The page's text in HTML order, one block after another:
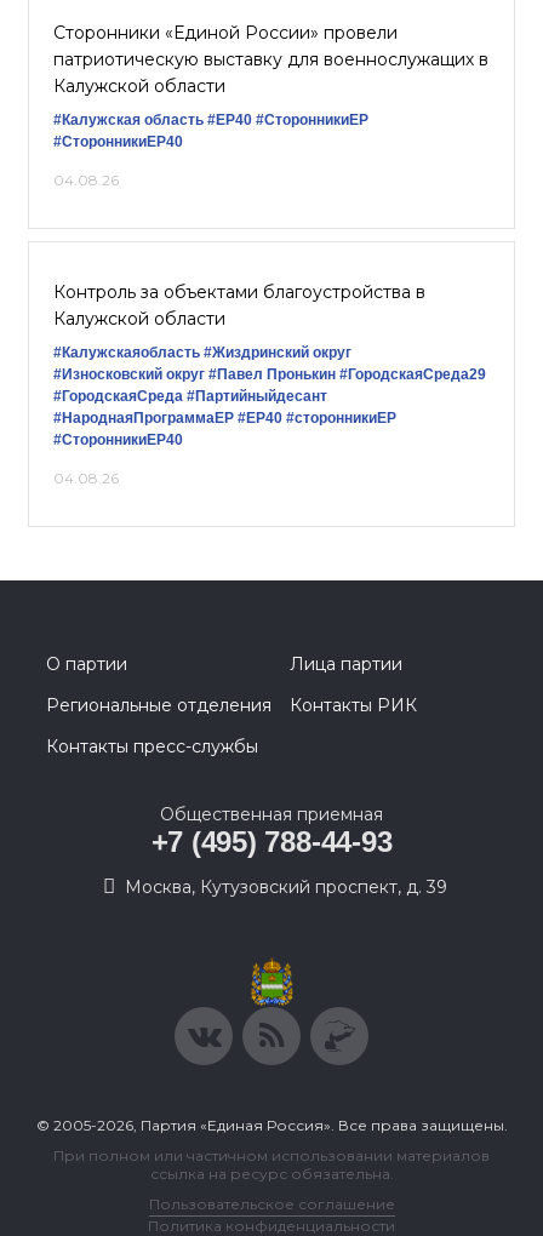
Сторонники «Единой России» провели
патриотическую выставку для военнослужащих в
Калужской области
#Калужская область #ЕР40 #СторонникиЕР
#СторонникиЕР40
04.08.26
Контроль за объектами благоустройства в
Калужской области
#Калужскаяобласть #Жиздринский округ
#Износковский округ #Павел Пронькин #ГородскаяСреда29
#ГородскаяСреда #Партийныйдесант
#НароднаяПрограммаЕР #ЕР40 #сторонникиЕР
#СторонникиЕР40
04.08.26
О партии
Лица партии
Региональные отделения
Контакты РИК
Контакты пресс-службы
Общественная приемная
+7 (495) 788-44-93
Москва, Кутузовский проспект, д. 39
© 2005-2026, Партия «Единая Россия». Все права защищены.
При полном или частичном использовании материалов
ссылка на ресурс обязательна.
Пользовательское соглашение
Политика конфиденциальности